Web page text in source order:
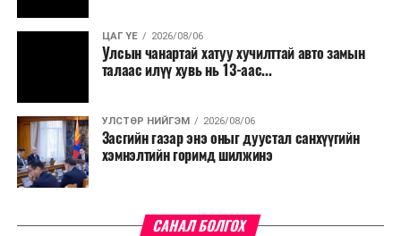
сургалтыг цахим хэлбэрт шилжүүлэх, төрийн албан
хаагчдыг зарим өдрүүдэд цахимаар ажиллуулах арга
хэмжээг үргэлжлүүлэхийг үүрэг болголоо.
Төсвийн сахилга бат сайжирч, эдийн засгийн нөхцөл
байдал хэвийн болсон тохиолдолд эдгээр
хязгаарлалтыг үе шаттайгаар сулруулах юм.
ЦАГ ҮЕ 2026/08/06
Улсын чанартай хатуу хучилттай авто замын
талаас илүү хувь нь 13-аас...
УЛСТӨР НИЙГЭМ 2026/08/06
Засгийн газар энэ оныг дуустал санхүүгийн
хэмнэлтийн горимд шилжинэ
САНАЛ БОЛГОХ